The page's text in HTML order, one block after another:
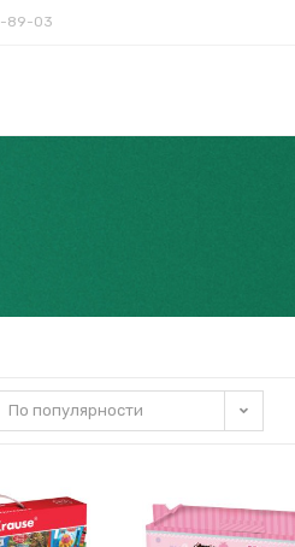
89-03
По популярности